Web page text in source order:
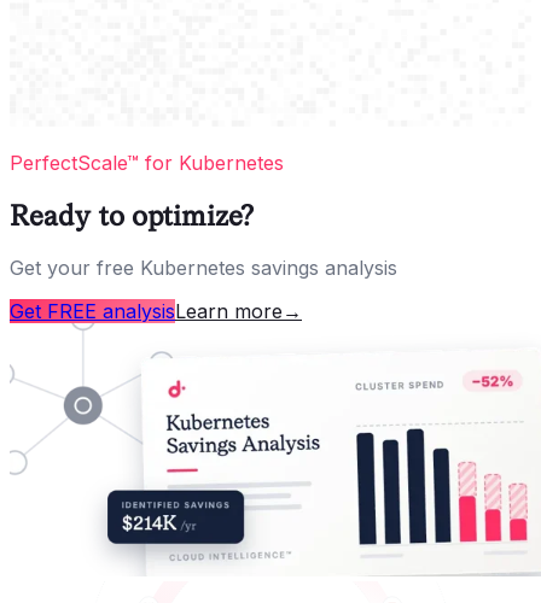
PerfectScale™ for Kubernetes
Ready to optimize?
Get your free Kubernetes savings analysis
Get FREE analysisLearn more →